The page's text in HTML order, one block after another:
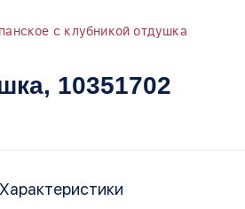
с клубникой отдушка
, 10351702
Характеристики